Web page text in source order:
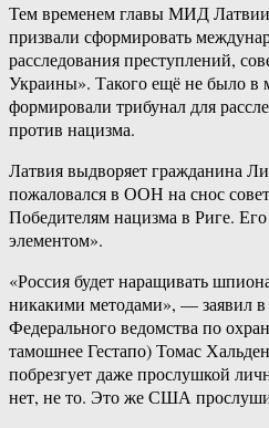
Тем временем главы МИД
призвали сформировать
расследования преступлений,
Украины». Такого ещё не было в
формировали трибунал для
против нацизма.
Латвия выдворяет гражданина
пожаловался в ООН на снос
Победителям нацизма в Риге.
элементом».
«Россия будет наращивать
никакими методами», — заявил в
Федерального ведомства по
тамошнее Гестапо) Томас
побрезгует даже прослушкой
нет, не то. Это же США